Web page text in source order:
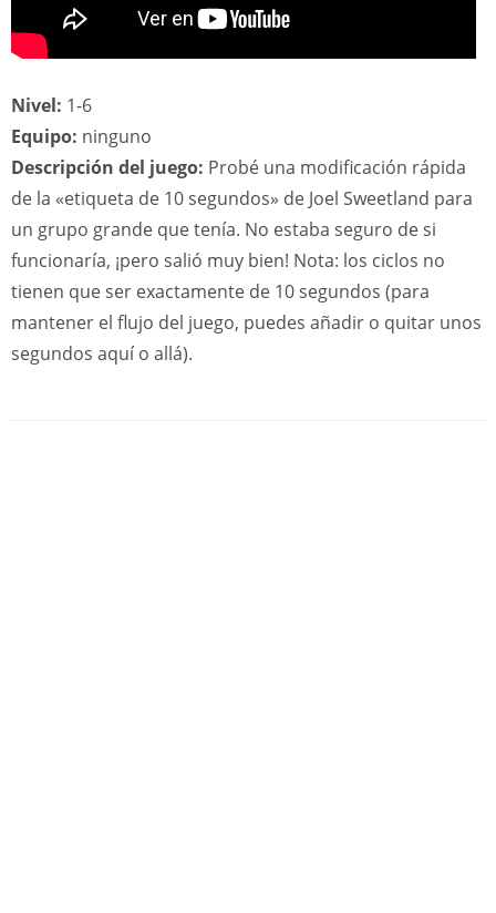
Nivel: 1-6
Equipo: ninguno
Descripción del juego: Probé una modificación rápida
de la «etiqueta de 10 segundos» de Joel Sweetland para
un grupo grande que tenía. No estaba seguro de si
funcionaría, ¡pero salió muy bien! Nota: los ciclos no
tienen que ser exactamente de 10 segundos (para
mantener el flujo del juego, puedes añadir o quitar unos
segundos aquí o allá).